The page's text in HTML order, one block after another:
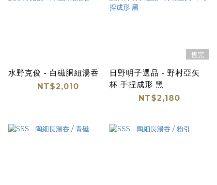
水野克俊 - 白磁胴紐湯吞
NT$2,010
售完
日野明子選品 - 野村亞矢
杯 手捏成形 黑
NT$2,180